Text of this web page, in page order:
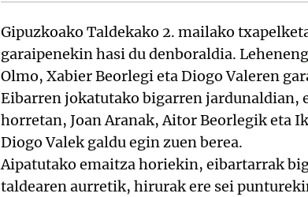
Gipuzkoako Taldekako 2. mailako
garaipenekin hasi du denboraldia.
Olmo, Xabier Beorlegi eta Diogo Valeren
Eibarren jokatutako bigarren jardunaldian,
horretan, Joan Aranak, Aitor Beorlegik eta
Diogo Valek galdu egin zuen berea.
Aipatutako emaitza horiekin, eibartarrak
taldearen aurretik, hirurak ere sei